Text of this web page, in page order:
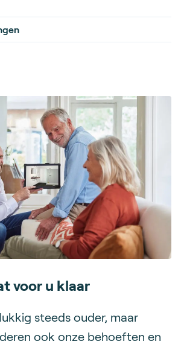
voor u klaar
steeds ouder, maar
ook onze behoeften en